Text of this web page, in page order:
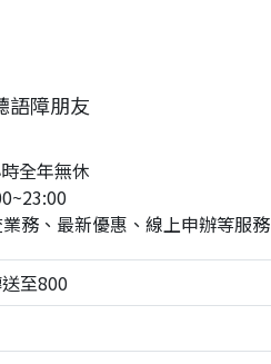
語障朋友
全年無休
務、最新優惠、線上申辦等服務
至800